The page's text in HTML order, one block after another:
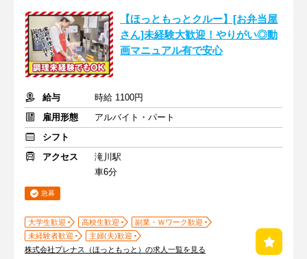
【ほっともっとクルー】[お弁当屋
さん]未経験大歓迎！やりがい◎動
画マニュアル有で安心
給与
時給 1100円
雇用形態
アルバイト・パート
シフト
アクセス
滝川駅
車6分
急募
大学生歓迎 高校生歓迎
副業・Ｗワーク歓迎
未経験者歓迎
主婦(夫)歓迎
株式会社プレナス（ほっともっと）の求人一覧を見る